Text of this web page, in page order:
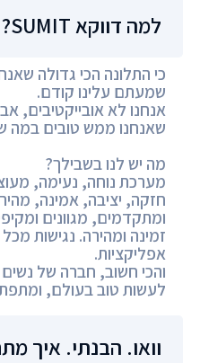
למה דווקא SUMIT?
כי התלונה הכי גדולה
שמעתם עלינו קודם.
אנחנו לא אובייקטיבים,
שאנחנו ממש טובים במה
מה יש לנו בשבילך?
מערכת נוחה, נעימה,
חזקה, יציבה, אמינה,
ומתקדמים, מגוונים
זמינה ומהירה. נגישות
אפליקציות.
והכי חשוב, חברה של נשים
לעשות טוב בעולם,
וואו. הבנתי. איך